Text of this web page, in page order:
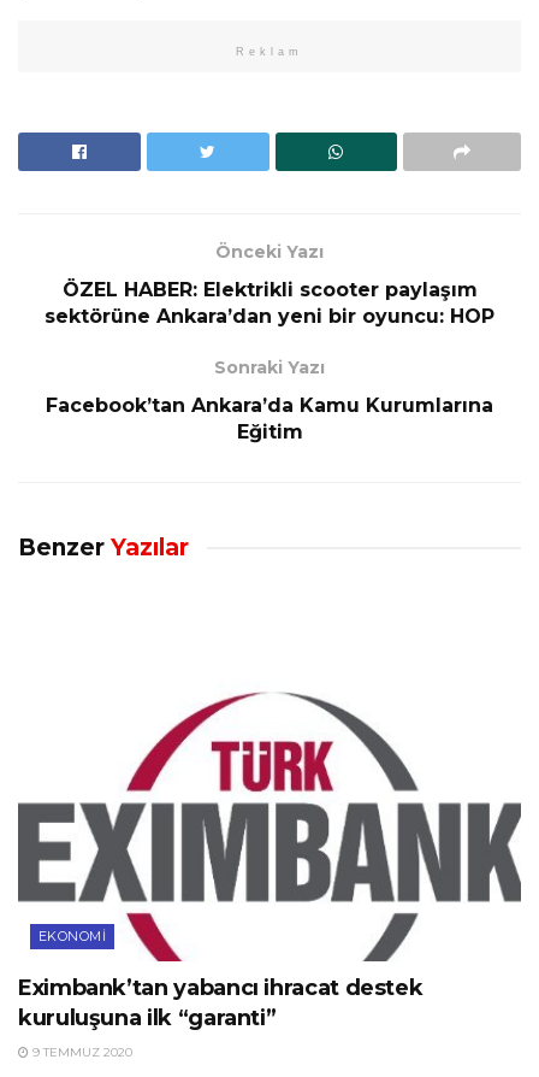
Reklam
Önceki Yazı
ÖZEL HABER: Elektrikli scooter paylaşım
sektörüne Ankara’dan yeni bir oyuncu: HOP
Sonraki Yazı
Facebook’tan Ankara’da Kamu Kurumlarına
Eğitim
Benzer Yazılar
EKONOMI
Eximbank’tan yabancı ihracat destek
kuruluşuna ilk “garanti”
9 TEMMUZ 2020